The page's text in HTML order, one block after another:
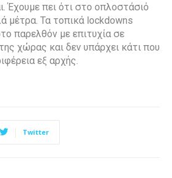
Έχουμε πει ότι στο οπλοστάσιό
μέτρα. Τα τοπικά lockdowns
παρελθόν με επιτυχία σε
χώρας και δεν υπάρχει κάτι που
εξ αρχής.
Twitter